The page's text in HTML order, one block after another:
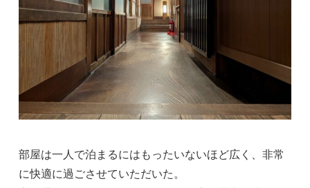
部屋は一人で泊まるにはもったいないほど広く、非常
に快適に過ごさせていただいた。